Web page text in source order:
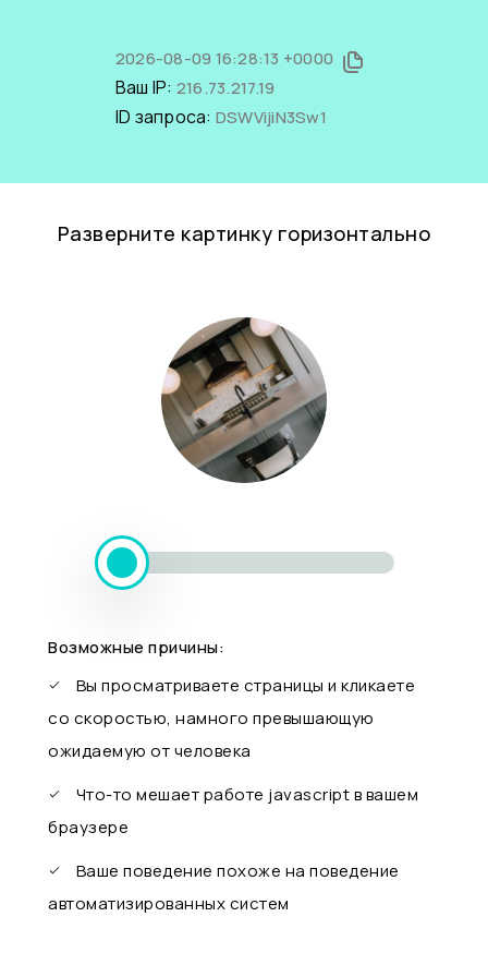
2026-08-09 16:28:13 +0000
Ваш IP: 216.73.217.19
ID запроса: DSWVijiN3Sw1
Разверните картинку горизонтально
Возможные причины:
Вы просматриваете страницы и кликаете
со скоростью, намного превышающую
ожидаемую от человека
Что-то мешает работе javascript в вашем
браузере
Ваше поведение похоже на поведение
автоматизированных систем